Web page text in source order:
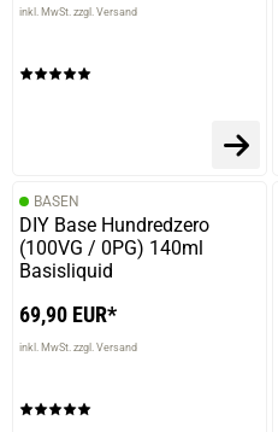
inkl. MwSt. zzgl. Versand
BASEN
DIY Base Hundredzero
(100VG / 0PG) 140ml
Basisliquid
69,90 EUR*
inkl. MwSt. zzgl. Versand